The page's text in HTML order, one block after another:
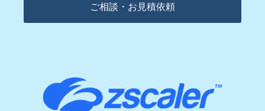
ご相談・お見積依頼